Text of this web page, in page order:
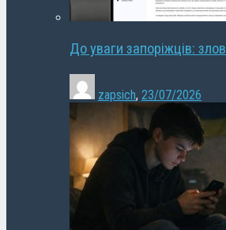
До уваги запоріжців:
zapsich, 23/07/2026